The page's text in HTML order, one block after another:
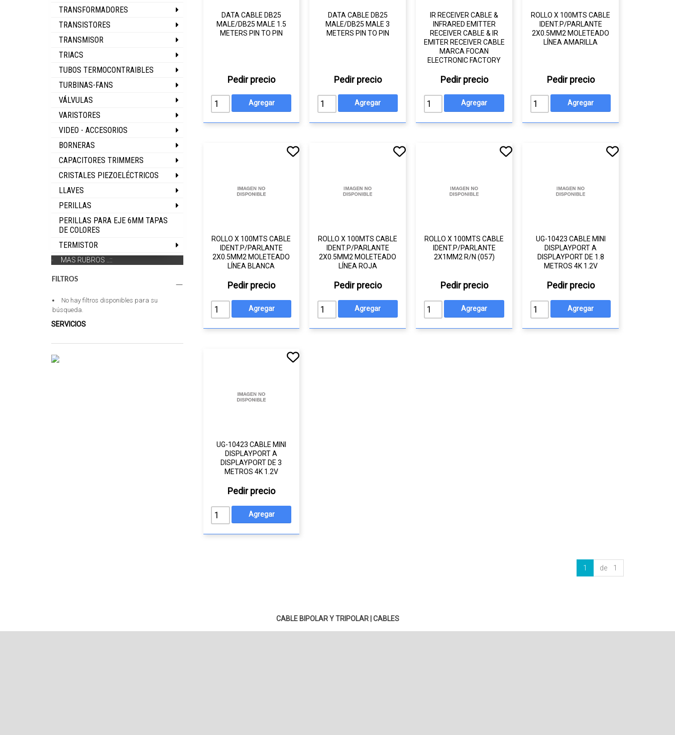
TRANSFORMADORES
TRANSISTORES
TRANSMISOR
TRIACS
TUBOS TERMOCONTRAIBLES
TURBINAS-FANS
VÁLVULAS
VARISTORES
VIDEO - ACCESORIOS
BORNERAS
CAPACITORES TRIMMERS
CRISTALES PIEZOELÉCTRICOS
LLAVES
PERILLAS
PERILLAS PARA EJE 6MM TAPAS
DE COLORES
TERMISTOR
MAS RUBROS ..::
FILTROS
No hay filtros disponibles para su
búsqueda.
SERVICIOS
DATA CABLE DB25
MALE/DB25 MALE 1.5
METERS PIN TO PIN
Pedir precio
DATA CABLE DB25
MALE/DB25 MALE 3
METERS PIN TO PIN
Pedir precio
IR RECEIVER CABLE &
INFRARED EMITTER
RECEIVER CABLE & IR
EMITER RECEIVER CABLE
MARCA FOCAN
ELECTRONIC FACTORY
Pedir precio
ROLLO X 100MTS CABLE
IDENT.P/PARLANTE
2X0.5MM2 MOLETEADO
LÍNEA AMARILLA
Pedir precio
ROLLO X 100MTS CABLE
IDENT.P/PARLANTE
2X0.5MM2 MOLETEADO
LÍNEA BLANCA
Pedir precio
ROLLO X 100MTS CABLE
IDENT.P/PARLANTE
2X0.5MM2 MOLETEADO
LÍNEA ROJA
Pedir precio
ROLLO X 100MTS CABLE
IDENT.P/PARLANTE
2X1MM2 R/N (057)
Pedir precio
UG-10423 CABLE MINI
DISPLAYPORT A
DISPLAYPORT DE 1.8
METROS 4K 1.2V
Pedir precio
UG-10423 CABLE MINI
DISPLAYPORT A
DISPLAYPORT DE 3
METROS 4K 1.2V
Pedir precio
1 de 1
CABLE BIPOLAR Y TRIPOLAR| CABLES